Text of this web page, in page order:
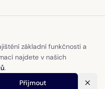
základní funkčnosti a
najdete v našich
.
Přijmout